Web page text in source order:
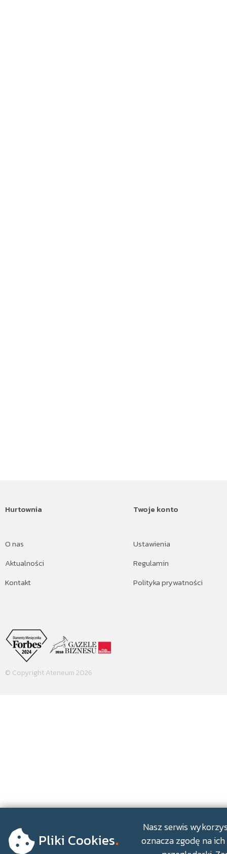
Hurtownia
O nas
Aktualności
Kontakt
Twoje konto
Ustawienia
Regulamin
Polityka prywatności
© Copyright Ateneum 2026
Pliki Cookies.
Nasz serwis
oznacza zgodę na